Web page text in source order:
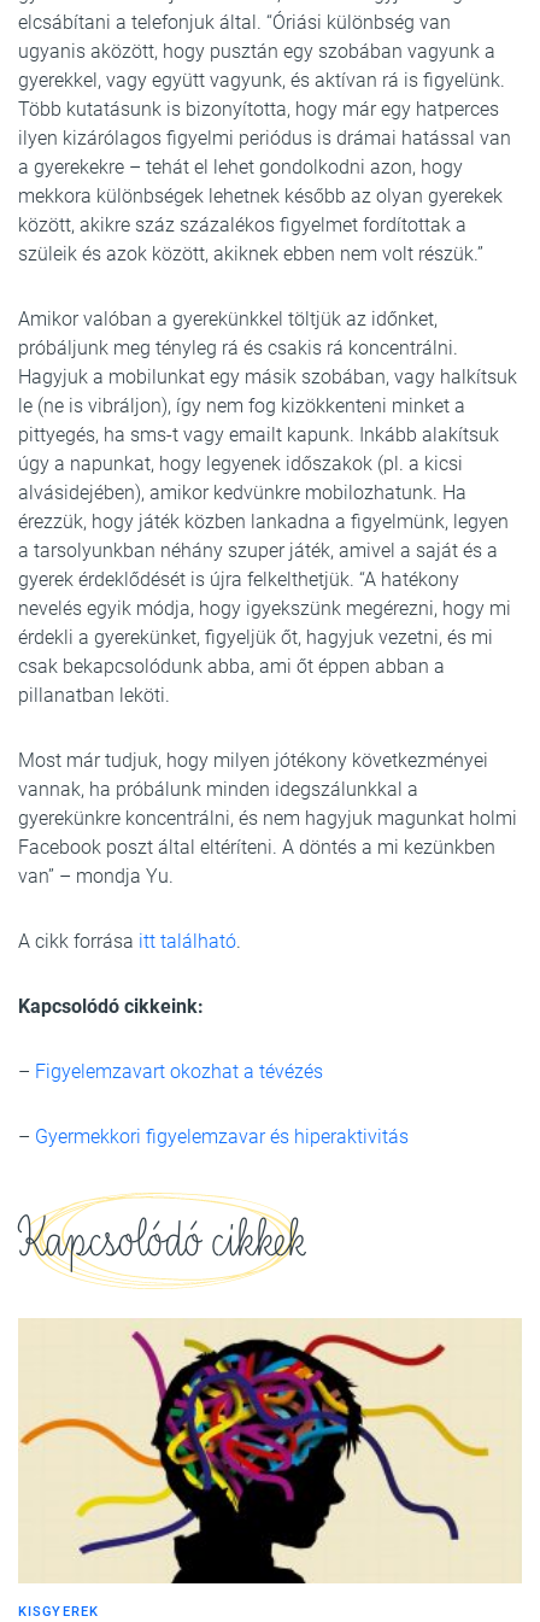
elcsábítani a telefonjuk által. “Óriási különbség van
ugyanis aközött, hogy pusztán egy szobában vagyunk a
gyerekkel, vagy együtt vagyunk, és aktívan rá is figyelünk.
Több kutatásunk is bizonyította, hogy már egy hatperces
ilyen kizárólagos figyelmi periódus is drámai hatással van
a gyerekekre – tehát el lehet gondolkodni azon, hogy
mekkora különbségek lehetnek később az olyan gyerekek
között, akikre száz százalékos figyelmet fordítottak a
szüleik és azok között, akiknek ebben nem volt részük.”
Amikor valóban a gyerekünkkel töltjük az időnket,
próbáljunk meg tényleg rá és csakis rá koncentrálni.
Hagyjuk a mobilunkat egy másik szobában, vagy halkítsuk
le (ne is vibráljon), így nem fog kizökkenteni minket a
pittyegés, ha sms-t vagy emailt kapunk. Inkább alakítsuk
úgy a napunkat, hogy legyenek időszakok (pl. a kicsi
alvásidejében), amikor kedvünkre mobilozhatunk. Ha
érezzük, hogy játék közben lankadna a figyelmünk, legyen
a tarsolyunkban néhány szuper játék, amivel a saját és a
gyerek érdeklődését is újra felkelthetjük. “A hatékony
nevelés egyik módja, hogy igyekszünk megérezni, hogy mi
érdekli a gyerekünket, figyeljük őt, hagyjuk vezetni, és mi
csak bekapcsolódunk abba, ami őt éppen abban a
pillanatban leköti.
Most már tudjuk, hogy milyen jótékony következményei
vannak, ha próbálunk minden idegszálunkkal a
gyerekünkre koncentrálni, és nem hagyjuk magunkat holmi
Facebook poszt által eltéríteni. A döntés a mi kezünkben
van” – mondja Yu.
A cikk forrása itt található.
Kapcsolódó cikkeink:
– Figyelemzavart okozhat a tévézés
– Gyermekkori figyelemzavar és hiperaktivitás
Kapcsolódó cikkek
KISGYEREK